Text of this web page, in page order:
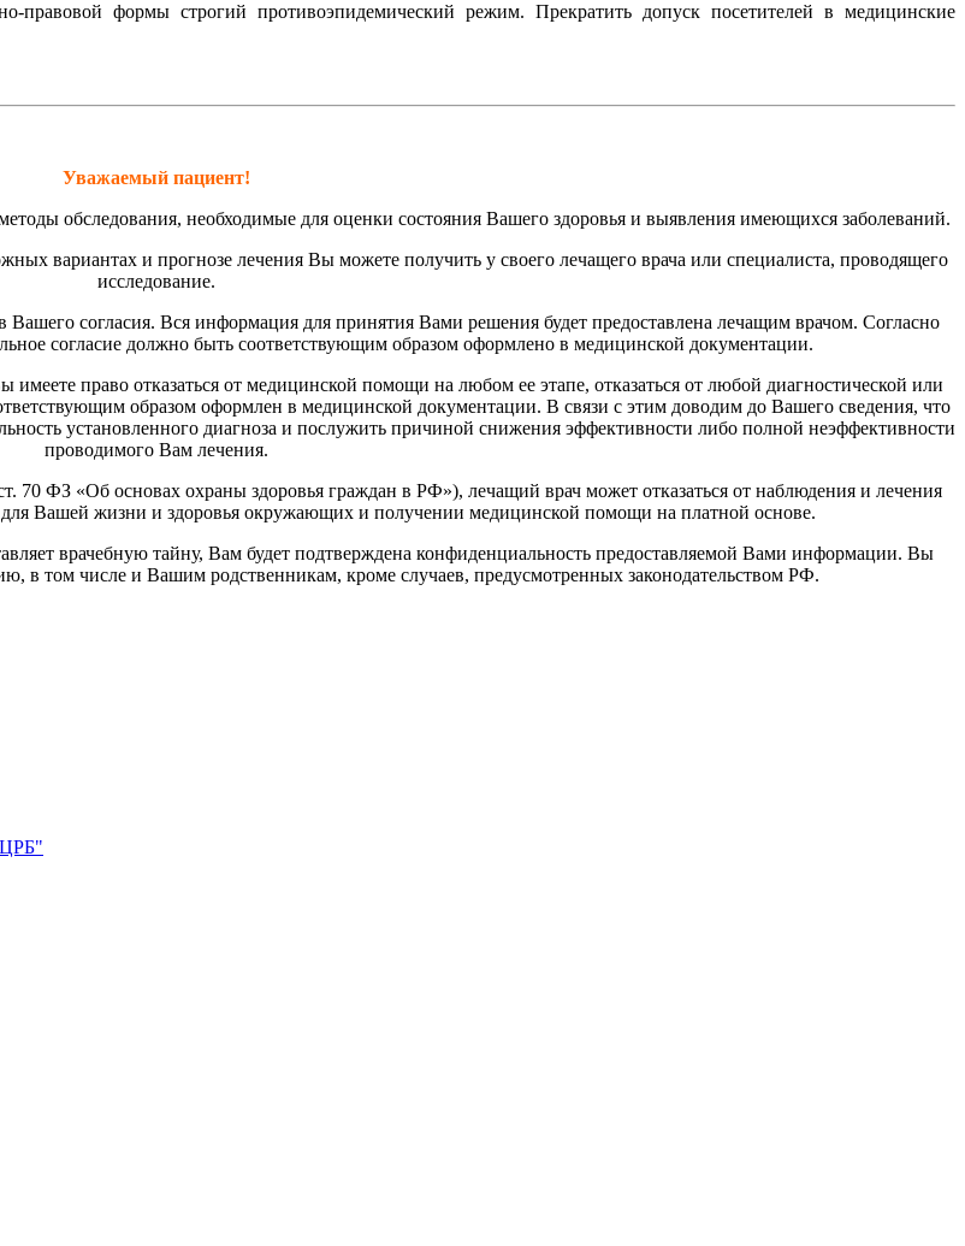
правовой формы строгий противоэпидемический режим. Прекратить допуск посетителей в медицинские
Уважаемый пациент!
обследования, необходимые для оценки состояния Вашего здоровья и выявления имеющихся заболеваний.
вариантах и прогнозе лечения Вы можете получить у своего лечащего врача или специалиста, проводящего
исследование.
согласия. Вся информация для принятия Вами решения будет предоставлена лечащим врачом. Согласно
согласие должно быть соответствующим образом оформлено в медицинской документации.
право отказаться от медицинской помощи на любом ее этапе, отказаться от любой диагностической или
образом оформлен в медицинской документации. В связи с этим доводим до Вашего сведения, что
установленного диагноза и послужить причиной снижения эффективности либо полной неэффективности
проводимого Вам лечения.
70 ФЗ «Об основах охраны здоровья граждан в РФ»), лечащий врач может отказаться от наблюдения и лечения
для Вашей жизни и здоровья окружающих и получении медицинской помощи на платной основе.
врачебную тайну, Вам будет подтверждена конфиденциальность предоставляемой Вами информации. Вы
в том числе и Вашим родственникам, кроме случаев, предусмотренных законодательством РФ.
ЦРБ"